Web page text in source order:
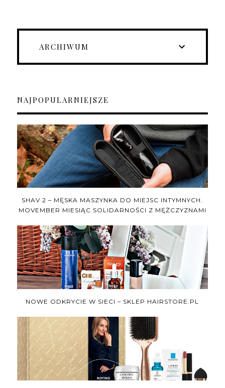
ARCHIWUM
NAJPOPULARNIEJSZE
SHAV 2 – MĘSKA MASZYNKA DO MIEJSC INTYMNYCH.
MOVEMBER MIESIĄC SOLIDARNOŚCI Z MĘŻCZYZNAMI
NOWE ODKRYCIE W SIECI – SKLEP HAIRSTORE.PL